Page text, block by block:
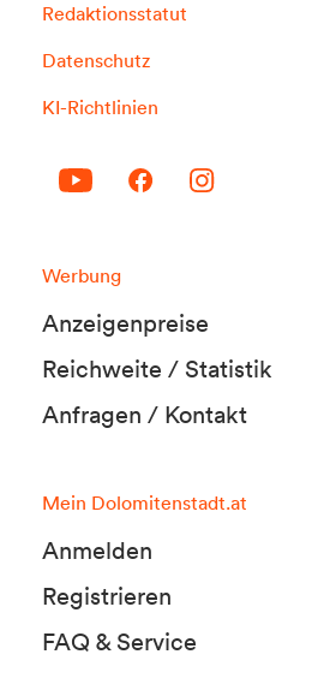
Redaktionsstatut
Datenschutz
KI-Richtlinien
Werbung
Anzeigenpreise
Reichweite / Statistik
Anfragen / Kontakt
Mein Dolomitenstadt.at
Anmelden
Registrieren
FAQ & Service